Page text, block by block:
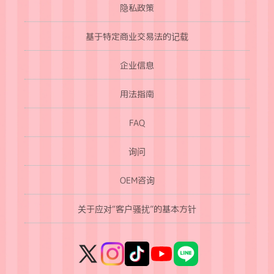
隐私政策
基于特定商业交易法的记载
企业信息
用法指南
FAQ
询问
OEM咨询
关于应对“客户骚扰”的基本方针
X
InstagramTikTokYouTubeLINE